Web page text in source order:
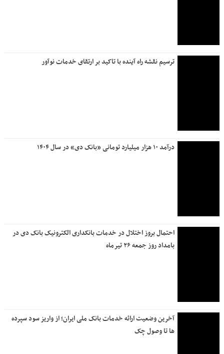
ترسیم نقشه راه آینده با تاکید بر ارتقای خدمات نوآور
درآمد ۱۰ هزار میلیارد تومانی «بانک دی» در سال ۱۴۰۴
احتمال بروز اختلال در خدمات بانکداری الکترونیک بانک دی در
بامداد روز جمعه ۲۶ تیرماه
آخرین وضعیت ارائه خدمات بانک ملی ایران؛ از واریز سود سپرده
ها تا وصول چک